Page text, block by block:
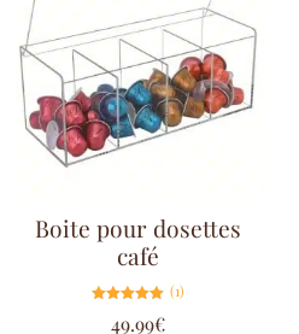
Boite pour dosettes
café
5.00
(1)
49.99€